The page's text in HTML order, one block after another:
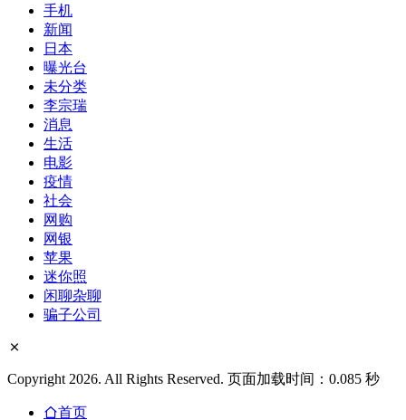
手机
新闻
日本
曝光台
未分类
李宗瑞
消息
生活
电影
疫情
社会
网购
网银
苹果
迷你照
闲聊杂聊
骗子公司
Copyright 2026. All Rights Reserved. 页面加载时间：0.085 秒
首页